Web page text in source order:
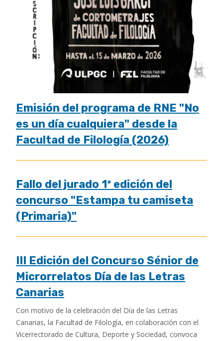
Emisión del programa de RNE "No
es un día cualquiera" desde la
Facultad de Filología (2026)
Fallo del jurado 1ª edición del
concurso "Estampa tu camiseta
(Primaria)"
III Edición del Concurso Sénior de
Microrrelatos Día de las Letras
Canarias
Con motivo de la celebración del Día de las Letras
Canarias, la Facultad de Filología, en colaboración con el
Vicerrectorado de Cultura, Deporte y Sociedad, convoca